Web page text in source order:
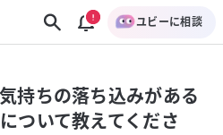
ユビーに相談
持ちの落ち込みがある
ついて教えてくださ